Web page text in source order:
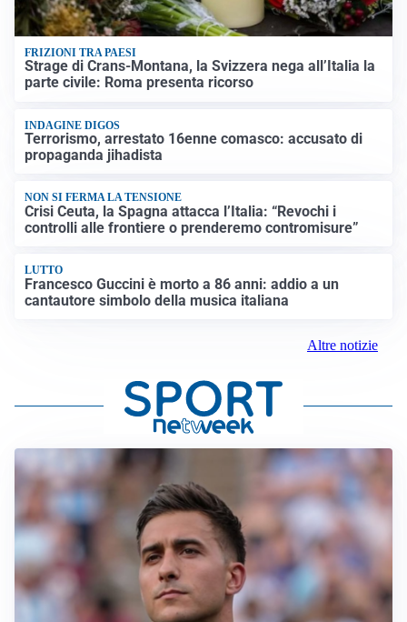
FRIZIONI TRA PAESI
Strage di Crans-Montana, la Svizzera nega all’Italia la
parte civile: Roma presenta ricorso
INDAGINE DIGOS
Terrorismo, arrestato 16enne comasco: accusato di
propaganda jihadista
NON SI FERMA LA TENSIONE
Crisi Ceuta, la Spagna attacca l’Italia: “Revochi i
controlli alle frontiere o prenderemo contromisure”
LUTTO
Francesco Guccini è morto a 86 anni: addio a un
cantautore simbolo della musica italiana
Altre notizie